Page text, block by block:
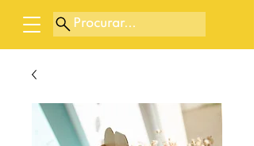
Procurar...